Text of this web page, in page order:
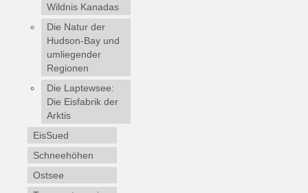
Wildnis Kanadas
Die Natur der
Hudson-Bay und
umliegender
Regionen
Die Laptewsee:
Die Eisfabrik der
Arktis
EisSued
Schneehöhen
Ostsee